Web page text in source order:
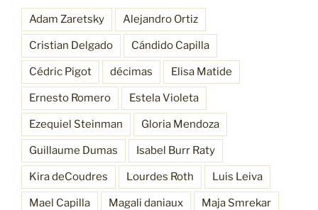
Adam Zaretsky Alejandro Ortiz
Cristian Delgado Cándido Capilla
Cédric Pigot décimas Elisa Matide
Ernesto Romero Estela Violeta
Ezequiel Steinman Gloria Mendoza
Guillaume Dumas Isabel Burr Raty
Kira deCoudres Lourdes Roth Luis Leiva
Mael Capilla Magali daniaux Maja Smrekar